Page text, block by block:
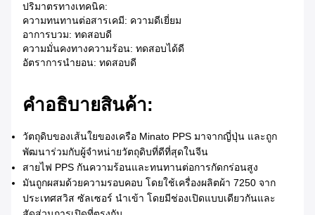
ปริมาตรทางเทคนิค:
ความทนทานต่อสารเคมี: ความดีเยี่ยม
อาการบวม: ทดสอบดี
ความมั่นคงทางความร้อน: ทดสอบได้ดี
อัตราการนํายอน: ทดสอบดี
คําอธิบายสินค้า:
วัตถุดิบของเส้นใยของเครือ Minato PPS มาจากญี่ปุ่น และถูก
พัฒนาร่วมกับผู้จําหน่ายวัตถุดิบที่ดีที่สุดในจีน
สายไฟ PPS กันความร้อนและทนทานต่อการกัดกร่อนสูง
มันถูกผสมด้วยความรอบคอบ โดยใช้เครื่องผลิตผ้า 7250 จาก
ประเทศสวิส ซัลเซอร์ นําเข้า โดยมีช่องเปิดแบบเดียวกันและ